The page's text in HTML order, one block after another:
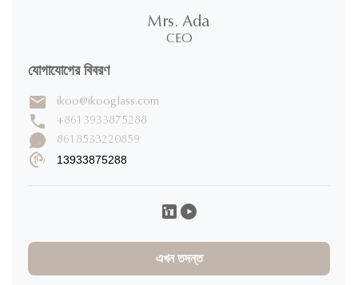
Mrs. Ada
CEO
যোগাযোগের বিবরণ
ikoo@ikooglass.com
+8613933875288
8618533220859
13933875288
এখন তদন্ত